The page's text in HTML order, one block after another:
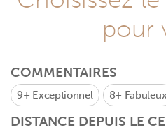
pour
COMMENTAIRES
9+ Exceptionnel 8+ Fabuleux
DISTANCE DEPUIS LE